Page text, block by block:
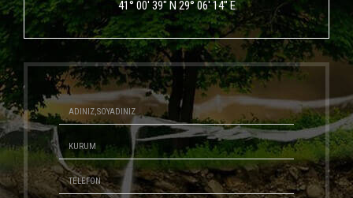
41° 00' 39" N 29° 06' 14" E